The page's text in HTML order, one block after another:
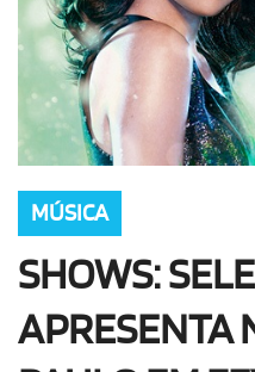
MÚSICA
SHOWS:
APRESENTA